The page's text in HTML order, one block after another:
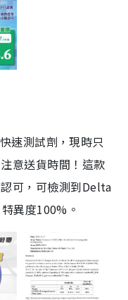
速測試劑，現時只
意送貨時間！這款
可，可檢測到Delta
異度100%。